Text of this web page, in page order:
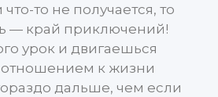
то не получается, то
— край приключений!
урок и двигаешься
к жизни
дальше, чем если